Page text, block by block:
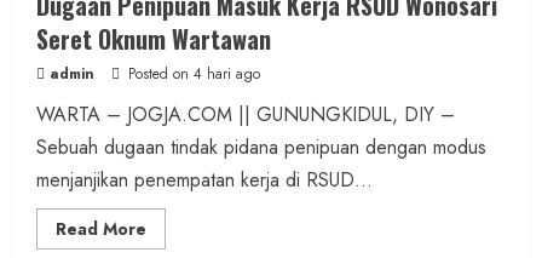
Seret Oknum Wartawan
admin Posted on 4 hari ago
WARTA – JOGJA.COM || GUNUNGKIDUL, DIY –
Sebuah dugaan tindak pidana penipuan dengan modus
menjanjikan penempatan kerja di RSUD...
Read More
more